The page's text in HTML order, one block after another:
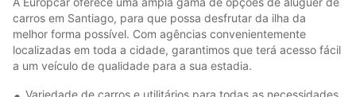
carros em Santiago, para que possa desfrutar da ilha da
melhor forma possível. Com agências convenientemente
localizadas em toda a cidade, garantimos que terá acesso fácil
a um veículo de qualidade para a sua estadia.
Variedade de carros e utilitários para todas as necessidades